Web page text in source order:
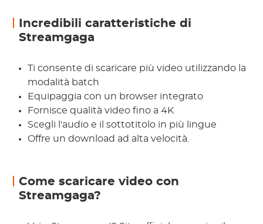
Incredibili caratteristiche di
Streamgaga
Ti consente di scaricare più video utilizzando la
modalità batch
Equipaggia con un browser integrato
Fornisce qualità video fino a 4K
Scegli l'audio e il sottotitolo in più lingue
Offre un download ad alta velocità.
Come scaricare video con
Streamgaga?